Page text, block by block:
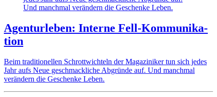
Agen­tur­leben: Interne Fell-Kommu­ni­ka­
tion
Beim traditionellen Schrottwichteln der Magaziniker tun sich jedes
Jahr aufs Neue geschmackliche Abgründe auf. Und manchmal
verändern die Geschenke Leben.